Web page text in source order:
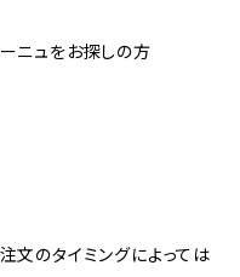
ニュをお探しの方
文のタイミングによっては